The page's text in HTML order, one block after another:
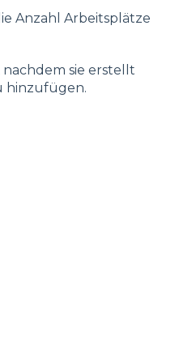
Anzahl Arbeitsplätze
sie erstellt
hinzufügen.